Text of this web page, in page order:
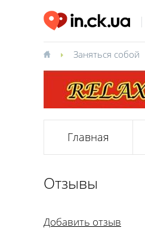
Заняться собой
Главная
Отзывы
Добавить отзыв